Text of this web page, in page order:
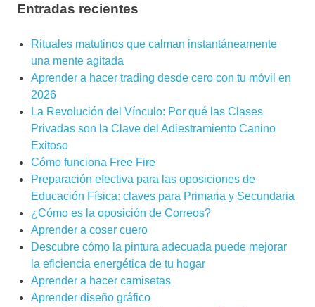
Entradas recientes
Rituales matutinos que calman instantáneamente
una mente agitada
Aprender a hacer trading desde cero con tu móvil en
2026
La Revolución del Vínculo: Por qué las Clases
Privadas son la Clave del Adiestramiento Canino
Exitoso
Cómo funciona Free Fire
Preparación efectiva para las oposiciones de
Educación Física: claves para Primaria y Secundaria
¿Cómo es la oposición de Correos?
Aprender a coser cuero
Descubre cómo la pintura adecuada puede mejorar
la eficiencia energética de tu hogar
Aprender a hacer camisetas
Aprender diseño gráfico